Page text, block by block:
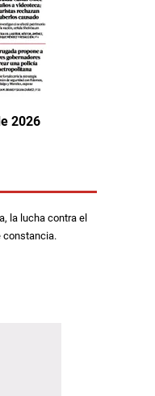
2026
la lucha contra el
constancia.